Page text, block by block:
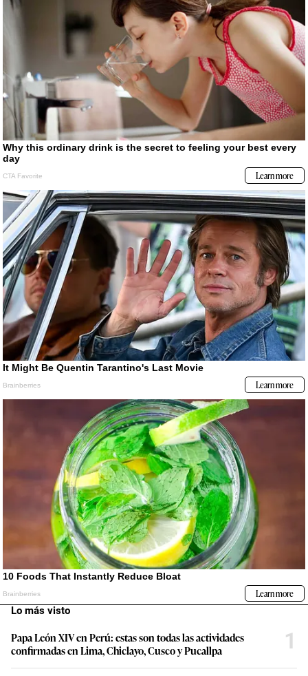
Lo más visto
Papa León XIV en Perú: estas son todas las actividades
confirmadas en Lima, Chiclayo, Cusco y Pucallpa
1